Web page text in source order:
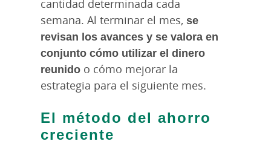
cantidad determinada cada
semana. Al terminar el mes, se
revisan los avances y se valora en
conjunto cómo utilizar el dinero
reunido o cómo mejorar la
estrategia para el siguiente mes.
El método del ahorro
creciente